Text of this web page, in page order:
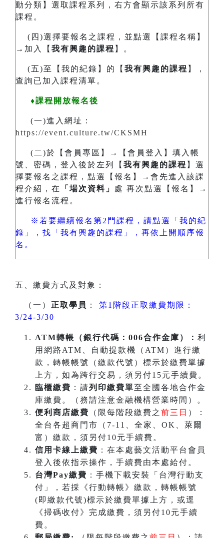
動分類】選取課程系列，右方會顯示該系列所有
課程。
(四)選擇要報名之課程，並點選【課程名稱】
→加入【 我有興趣的課程 】。
(五)至【我的紀錄】的【 我有興趣的課程 】，
查詢已加入課程清單。
♦課程開放報名後
(一)進入網址：
https://event.culture.tw/CKSMH
(二)於【會員專區】→【會員登入】填入帳
號、密碼，登入後於左列【 我有興趣的課程 】選
擇要報名之課程，點選【報名】→會先進入該課
程介紹，在
「場次資料」
處 再次點選【報名】→
進行報名流程。
※若要繼續報名第2門課程，請點選「我的紀
錄」，找「我有興趣的課程」，再依上開順序報
名。
五、繳費方式及對象：
（一） 正取學員 ： 第1階段正取繳費期限：
3/24-3/30
ATM轉帳（銀行代碼：006合作金庫）： 利
用網路ATM、自動提款機（ATM）進行繳
款，轉帳帳號（繳款代號）標示於繳費單據
上方，如為跨行交易，須另付15元手續費。
臨櫃繳費 ：請列印繳費單至全國各地合作金
庫繳費。（務請注意金融機構營業時間）。
便利商店繳費
（限每階段繳費之 前三日 ）：
全台各超商門市（7-11、全家、OK、萊爾
富）繳款，須另付10元手續費。
信用卡線上繳費 ：在本處藝文活動平台會員
登入後依指示操作，手續費由本處給付。
台灣Pay繳費 ：手機下載安裝「台灣行動支
付」，若採《行動轉帳》繳款，轉帳帳號
(即繳款代號)標示於繳費單據上方，或逕
《掃碼收付》完成繳費，須另付10元手續
費。